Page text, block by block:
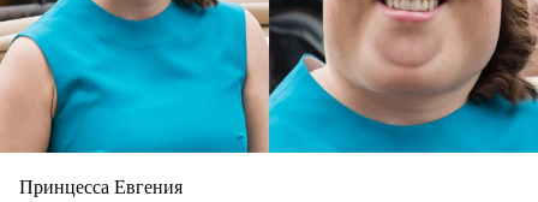
Принцесса Евгения